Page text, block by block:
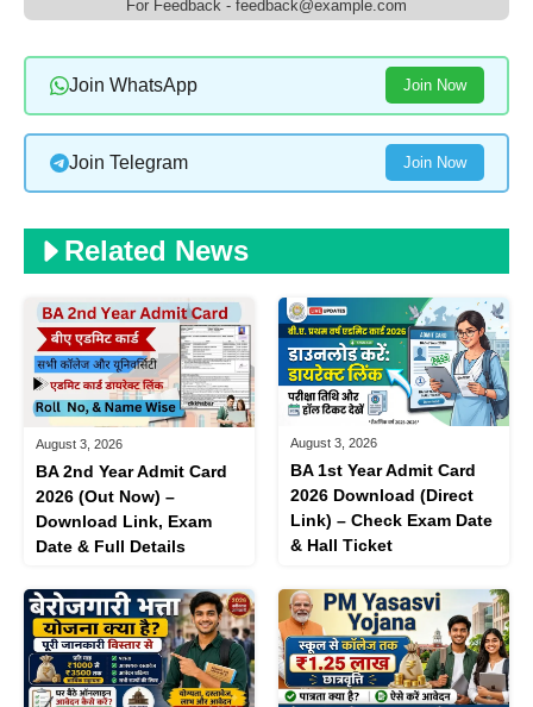
For Feedback - feedback@example.com
Join WhatsApp Join Now
Join Telegram Join Now
Related News
August 3, 2026
BA 2nd Year Admit Card
2026 (Out Now) –
Download Link, Exam
Date & Full Details
August 3, 2026
BA 1st Year Admit Card
2026 Download (Direct
Link) – Check Exam Date
& Hall Ticket